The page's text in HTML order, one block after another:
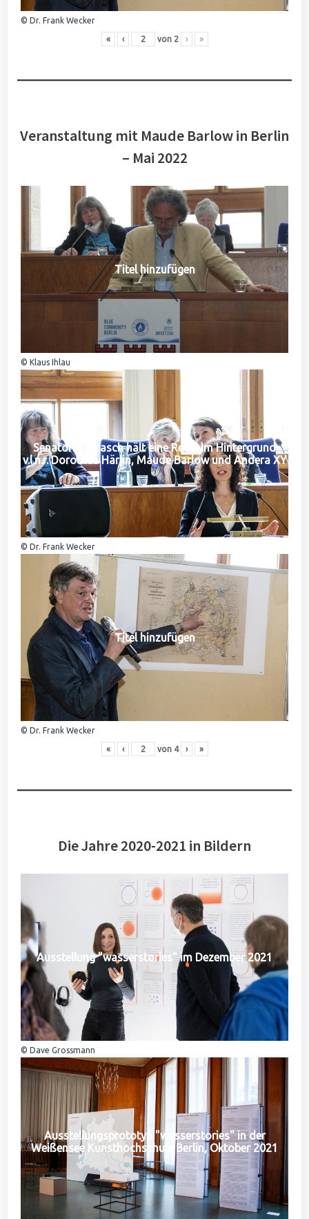
© Dr. Frank Wecker
« ‹ von 2 › »
Veranstaltung mit Maude Barlow in Berlin
– Mai 2022
Titel hinzufügen
© Klaus Ihlau
Senatorin Jarasch hält eine Rede. Im Hintergrund
v.l.n.r. Dorothea Härlin, Maude Barlow und Andera XY
© Dr. Frank Wecker
Titel hinzufügen
© Dr. Frank Wecker
« ‹ von 4 › »
Die Jahre 2020-2021 in Bildern
Ausstellung "wasserstories" im Dezember 2021
© Dave Grossmann
Ausstellungsprototyp "wasserstories" in der
Weißensee Kunsthochschule Berlin, Oktober 2021